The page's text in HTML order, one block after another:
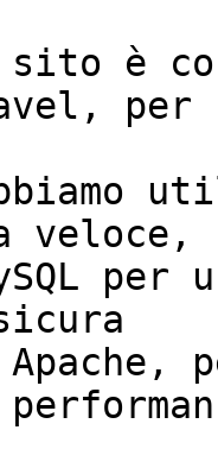
è
veloce,